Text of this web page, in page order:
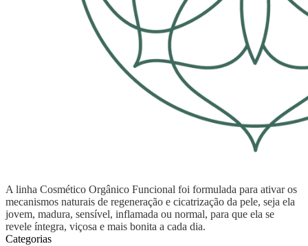
A linha Cosmético Orgânico Funcional foi formulada para ativar os
mecanismos naturais de regeneração e cicatrização da pele, seja ela
jovem, madura, sensível, inflamada ou normal, para que ela se
revele íntegra, viçosa e mais bonita a cada dia.
Categorias